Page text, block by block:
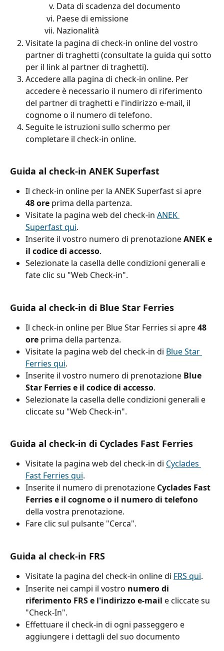
Data di scadenza del documento
Paese di emissione
Nazionalità
Visitate la pagina di check-in online del vostro
partner di traghetti (consultate la guida qui sotto
per il link al partner di traghetti).
Accedere alla pagina di check-in online. Per
accedere è necessario il numero di riferimento
del partner di traghetti e l'indirizzo e-mail, il
cognome o il numero di telefono.
Seguite le istruzioni sullo schermo per
completare il check-in online.
Guida al check-in ANEK Superfast
Il check-in online per la ANEK Superfast si apre
48 ore prima della partenza.
Visitate la pagina web del check-in ANEK
Superfast qui.
Inserite il vostro numero di prenotazione ANEK e
il codice di accesso.
Selezionate la casella delle condizioni generali e
fate clic su "Web Check-in".
Guida al check-in di Blue Star Ferries
Il check-in online per Blue Star Ferries si apre 48
ore prima della partenza.
Visitate la pagina web del check-in di Blue Star
Ferries qui.
Inserite il vostro numero di prenotazione Blue
Star Ferries e il codice di accesso.
Selezionate la casella delle condizioni generali e
cliccate su "Web Check-in".
Guida al check-in di Cyclades Fast Ferries
Visitate la pagina web del check-in di Cyclades
Fast Ferries qui.
Inserite il numero di prenotazione Cyclades Fast
Ferries e il cognome o il numero di telefono
della vostra prenotazione.
Fare clic sul pulsante "Cerca".
Guida al check-in FRS
Visitate la pagina del check-in online di FRS qui.
Inserite nei campi il vostro numero di
riferimento FRS e l'indirizzo e-mail e cliccate su
"Check-In".
Effettuare il check-in di ogni passeggero e
aggiungere i dettagli del suo documento